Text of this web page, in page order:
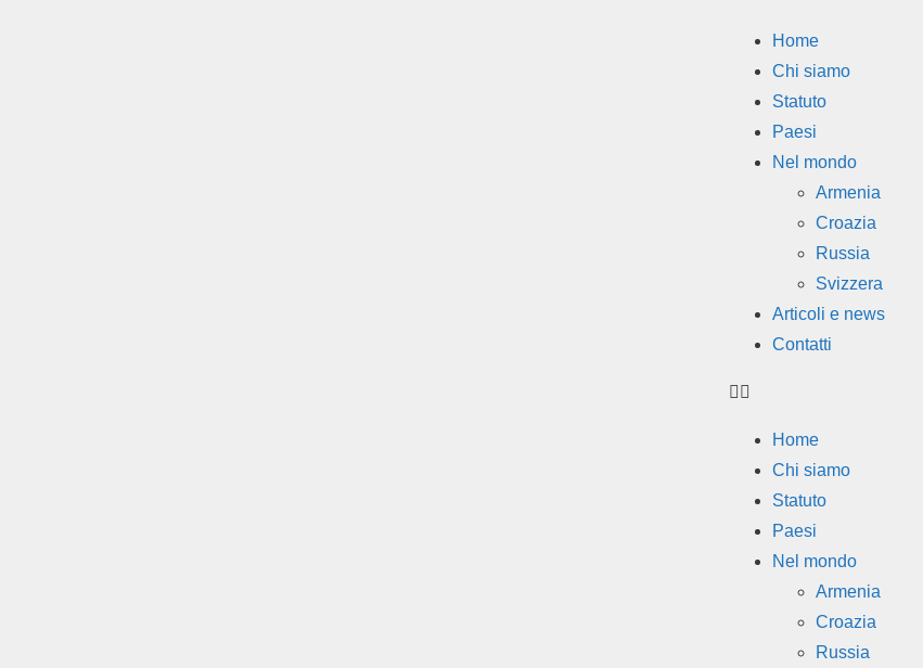
Home
Chi siamo
Statuto
Paesi
Nel mondo
Armenia
Croazia
Russia
Svizzera
Articoli e news
Contatti
Home
Chi siamo
Statuto
Paesi
Nel mondo
Armenia
Croazia
Russia